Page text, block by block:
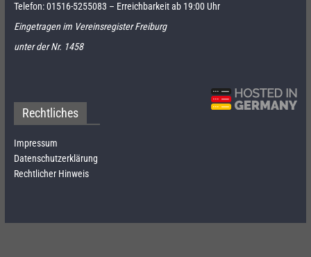
Telefon:01516-5255083 – Erreichbarkeit ab 19:00 Uhr
Eingetragen im Vereinsregister Freiburg
unter der Nr. 1458
Rechtliches
Impressum
Datenschutzerklärung
Rechtlicher Hinweis